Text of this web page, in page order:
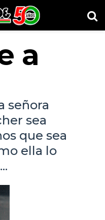
a
señora
sea
que sea
ella lo